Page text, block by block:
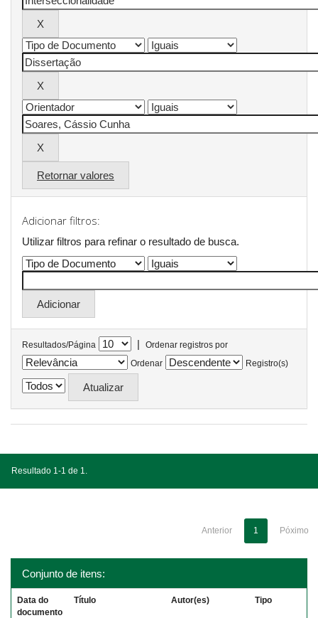
Retornar valores
Adicionar filtros:
Utilizar filtros para refinar o resultado de busca.
Resultados/Página |
Ordenar registros por
Ordenar
Registro(s)
Resultado 1-1 de 1.
Anterior 1 Póximo
Conjunto de itens:
Data do
documento
Título Autor(es) Tipo